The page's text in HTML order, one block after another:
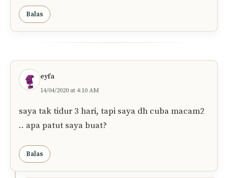
Balas
eyfa
14/04/2020 at 4:10 AM
saya tak tidur 3 hari, tapi saya dh cuba macam2
.. apa patut saya buat?
Balas